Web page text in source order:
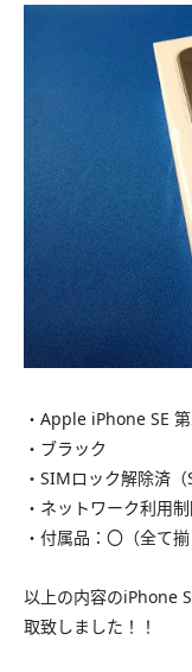
・Apple iPhone SE
・ブラック
・SIMロック解除済（
・ネットワーク利用
・付属品：〇（全て揃
以上の内容のiPhone
取致しました！！